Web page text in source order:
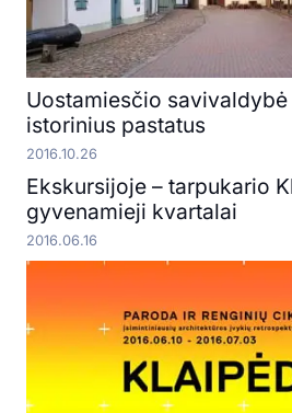
Uostamiesčio
istorinius pastatus
2016.10.26
Ekskursijoje – tarpukario
gyvenamieji kvartalai
2016.06.16